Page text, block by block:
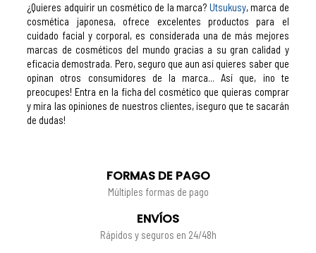
¿Quieres adquirir un cosmético de la marca? Utsukusy, marca de
cosmética japonesa, ofrece excelentes productos para el
cuidado facial y corporal, es considerada una de más mejores
marcas de cosméticos del mundo gracias a su gran calidad y
eficacia demostrada. Pero, seguro que aun así quieres saber que
opinan otros consumidores de la marca... Así que, ¡no te
preocupes! Entra en la ficha del cosmético que quieras comprar
y mira las opiniones de nuestros clientes, ¡seguro que te sacarán
de dudas!
FORMAS DE PAGO
Múltiples formas de pago
ENVÍOS
Rápidos y seguros en 24/48h